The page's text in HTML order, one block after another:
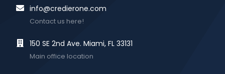
info@credierone.com
Contact us here!
150 SE 2nd Ave. Miami, FL 33131
Main office location